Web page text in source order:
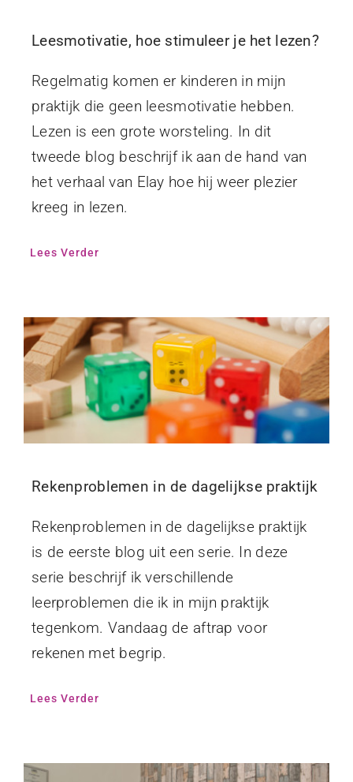
Leesmotivatie, hoe stimuleer je het lezen?
Regelmatig komen er kinderen in mijn
praktijk die geen leesmotivatie hebben.
Lezen is een grote worsteling. In dit
tweede blog beschrijf ik aan de hand van
het verhaal van Elay hoe hij weer plezier
kreeg in lezen.
Lees Verder
Rekenproblemen in de dagelijkse praktijk
Rekenproblemen in de dagelijkse praktijk
is de eerste blog uit een serie. In deze
serie beschrijf ik verschillende
leerproblemen die ik in mijn praktijk
tegenkom. Vandaag de aftrap voor
rekenen met begrip.
Lees Verder